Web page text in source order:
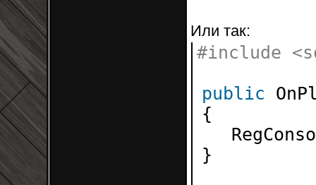
Или так:
#include
public
{
}